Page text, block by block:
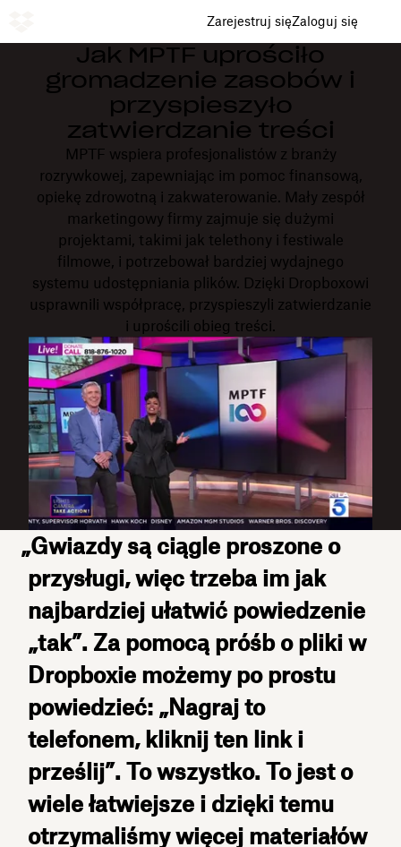
Zarejestruj sięZaloguj się
Jak MPTF uprościło
gromadzenie zasobów i
przyspieszyło
zatwierdzanie treści
MPTF wspiera profesjonalistów z branży
rozrywkowej, zapewniając im pomoc finansową,
opiekę zdrowotną i zakwaterowanie. Mały zespół
marketingowy firmy zajmuje się dużymi
projektami, takimi jak telethony i festiwale
filmowe, i potrzebował bardziej wydajnego
systemu udostępniania plików. Dzięki Dropboxowi
usprawnili współpracę, przyspieszyli zatwierdzanie
i uprościli obieg treści.
„Gwiazdy są ciągle proszone o
przysługi, więc trzeba im jak
najbardziej ułatwić powiedzenie
„tak”. Za pomocą próśb o pliki w
Dropboxie możemy po prostu
powiedzieć: „Nagraj to
telefonem, kliknij ten link i
prześlij”. To wszystko. To jest o
wiele łatwiejsze i dzięki temu
otrzymaliśmy więcej materiałów